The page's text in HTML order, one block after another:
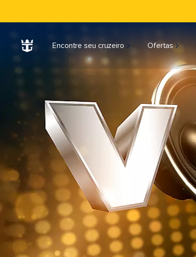
Encontre seu cruzeiro Ofertas